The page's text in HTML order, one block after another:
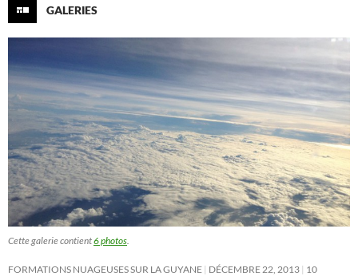
GALERIES
Cette galerie contient6 photos
FORMATIONS NUAGEUSES SUR LA GUYANE DÉCEMBRE 22, 2013 10